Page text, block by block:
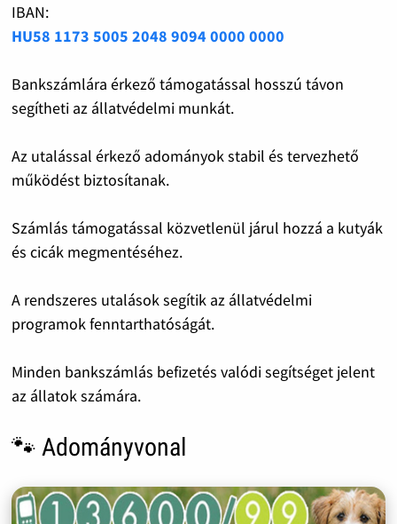
IBAN:
HU58 1173 5005 2048 9094 0000 0000
Bankszámlára érkező támogatással hosszú távon
segítheti az állatvédelmi munkát.
Az utalással érkező adományok stabil és tervezhető
működést biztosítanak.
Számlás támogatással közvetlenül járul hozzá a kutyák
és cicák megmentéséhez.
A rendszeres utalások segítik az állatvédelmi
programok fenntarthatóságát.
Minden bankszámlás befizetés valódi segítséget jelent
az állatok számára.
🐾 Adományvonal